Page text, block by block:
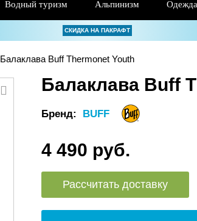
Водный туризм Альпинизм Одежда
СКИДКА НА ПАКРАФТ
Балаклава Buff Thermonet Youth
Балаклава Buff
Бренд: BUFF
4 490 руб.
Рассчитать доставку